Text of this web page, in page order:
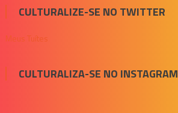
CULTURALIZE-SE NO TWITTER
Meus Tuítes
CULTURALIZA-SE NO INSTAGRAM